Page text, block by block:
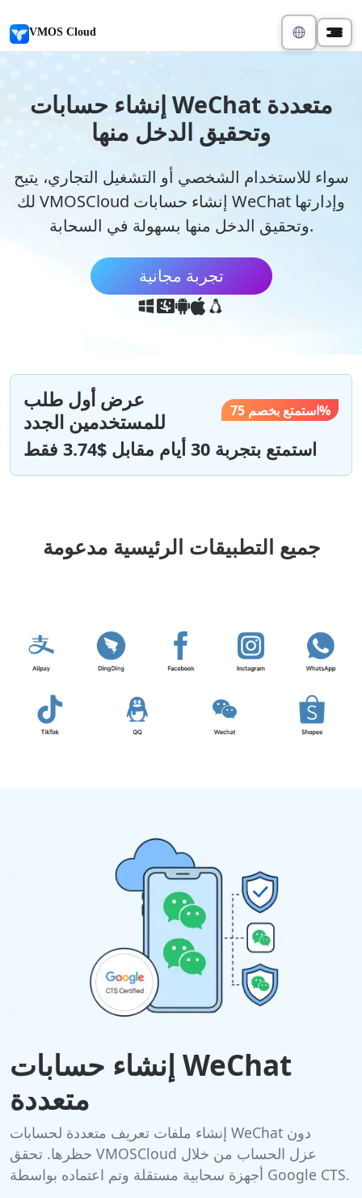
VMOS Cloud
إنشاء حسابات WeChat متعددة
وتحقيق الدخل منها
سواء للاستخدام الشخصي أو التشغيل التجاري، يتيح
لك VMOSCloud إنشاء حسابات WeChat وإدارتها
وتحقيق الدخل منها بسهولة في السحابة.
تجربة مجانية
عرض أول طلب
للمستخدمين الجدد
استمتع بخصم 75%
استمتع بتجربة 30 أيام مقابل $3.74 فقط
جميع التطبيقات الرئيسية مدعومة
إنشاء حسابات WeChat
متعددة
إنشاء ملفات تعريف متعددة لحسابات WeChat دون
حظرها. تحقق VMOSCloud عزل الحساب من خلال
أجهزة سحابية مستقلة وتم اعتماده بواسطة Google CTS.